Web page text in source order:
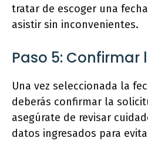
tratar de escoger una
asistir sin inconvenientes.
Paso 5: Confirmar
Una vez seleccionada la
deberás confirmar la
asegúrate de revisar
datos ingresados para